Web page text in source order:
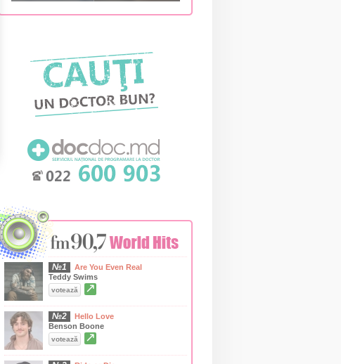
№1
Are You Even Real
Teddy Swims
votează ↗
№2
Hello Love
Benson Boone
votează ↗